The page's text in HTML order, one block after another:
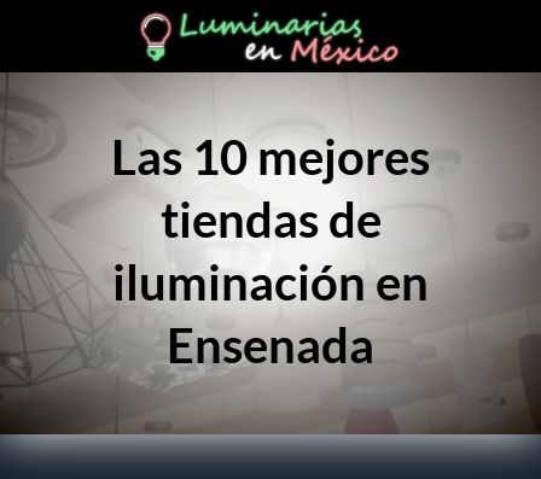
Las 10 mejores
tiendas de
iluminación en
Ensenada